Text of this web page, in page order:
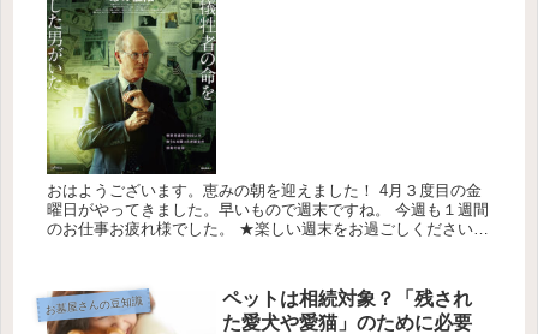
おはようございます。恵みの朝を迎えました！ 4月３度目の金
曜日がやってきました。早いもので週末ですね。 今週も１週間
のお仕事お疲れ様でした。 ★楽しい週末をお過ごしください。
お墓屋さんの豆知識
ペットは相続対象？「残され
た愛犬や愛猫」のために必要